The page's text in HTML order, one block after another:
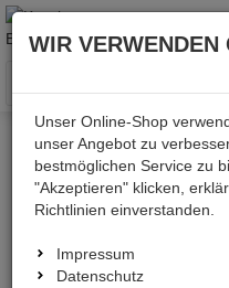
Menü
Weiter einkaufen
27C020-55-PLCC
WIR VERWENDEN
Unser Online-Shop
unser Angebot zu
bestmöglichen Service zu
"Akzeptieren" klicken,
Richtlinien einverstanden.
Impressum
Datenschutz